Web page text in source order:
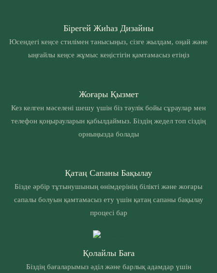
Бірегей Жиһаз Дизайны
Юсендегі кеңсе стилімен танысыңыз, сізге жылдам, оңай және
ыңғайлы кеңсе жұмыс кеңістігін қамтамасыз етіңіз
Жоғары Қызмет
Кез келген мәселені шешу үшін біз тәулік бойы сұраулар мен
телефон қоңырауларын қабылдаймыз. Біздің жедел топ сіздің
орныңызда болады
Қатаң Сапаны Бақылау
Бізде әрбір тұтынушының өнімдерінің білікті және жоғары
сапалы болуын қамтамасыз ету үшін қатаң сапаны бақылау
процесі бар
Қолайлы Баға
Біздің бағаларымыз әділ және барлық адамдар үшін